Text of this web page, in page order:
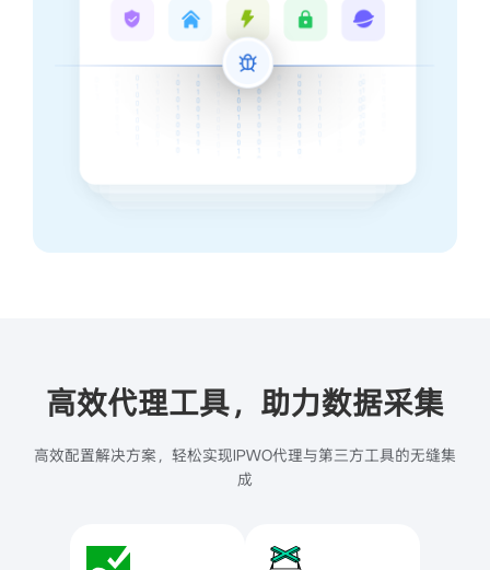
高效代理工具，助力数据采集
高效配置解决方案，轻松实现IPWO代理与第三方工具的无缝集
成